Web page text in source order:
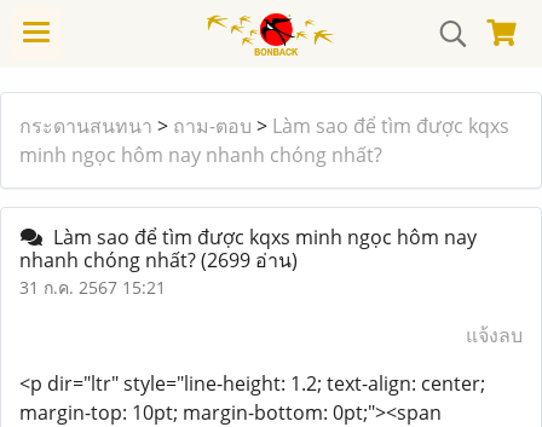
กระดานสนทนา > ถาม-ตอบ > Làm sao để tìm được kqxs
minh ngọc hôm nay nhanh chóng nhất?
Làm sao để tìm được kqxs minh ngọc hôm nay
nhanh chóng nhất?(2699 อ่าน)
31 ก.ค. 2567 15:21
แจ้งลบ
<p dir="ltr" style="line-height: 1.2; text-align: center;
margin-top: 10pt; margin-bottom: 0pt;"><span